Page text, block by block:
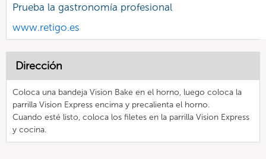
Prueba la gastronomía profesional
www.retigo.es
Dirección
Coloca una bandeja Vision Bake en el horno, luego coloca la
parrilla Vision Express encima y precalienta el horno.
Cuando esté listo, coloca los filetes en la parrilla Vision Express
y cocina.